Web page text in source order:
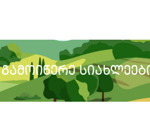
ᲒᲐᲛᲝᲘᲬᲔᲠᲔ